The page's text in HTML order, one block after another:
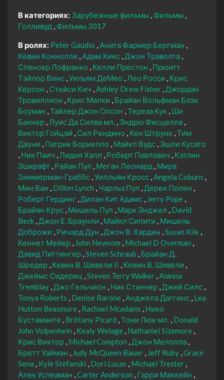
В категориях: Зарубежные фильмы
Фильмы
Голливуд
Фильмы 2017
В ролях: Peter Gaudio
Анита Фармер Бергман
Кевин Коннолли
Адам Хикс Джон Траволта
Спенсер Лофранко
Келли Престон
Прюитт
Тэйлор Винс Уильям ДеМео Лео Росси
Крис
Керсон
Стейси Кич Ashley Drew Fisher Джордан
Тровиллион
Крис Малки
Брайан Вольфман Блэк
Боуман Тайлер Джон Олсон Тереза Кук Ши
Бакнер Луис Да Силва мл. Эндрю Фисцелла
Виктор Гойцай
Сил Рендино Кен Штрунк Тим
Дауни
Патрик Бориелло Майкл Вудс Эшли Кусато
Ник Паич
Лидия Халл Роберт Павлович
Кэтлин
Эшкрафт Райан Пул Меган Леонард
Мира
Зиммерман-Граббс Уилльям Кросс Angela Coburn
Мин Ван
Dillon Lynch Чарльз Пул
Дерек Полен
Роберт Гердинг Дилан Кит Адамс
Jerry Pope
Брайан Крус Мишель Пул Марк Энджел
David
Beck Джон Е. Браунли Майкл Сипити
Мишель
Доброжи
Ричард Дун Джон В. Харден Susan Kile
Кеннет Мейер
John Newsom
Michael D Overman
Дэвид Питтингер Steven Schraub
Брайан Д.
Шредер Кевин В. Шивели II
Кевин В. Шивели
Джеймс Сидериц
Steven Terry Walker Alanna
Tremblay Джо Гельчион Ник Станнер Джей Силс
Tonya Roberts
Denise Barone Анджела Даггинс Lea
Hutton Beasmore Rachael Mcadams
Нико
Бустаманте
Brittany Picard Тони Люк мл. Donald
John Volpenhein
Kealy Welage Nathaniel Sizemore
Крис Виктор Michael Compton
Джон Мелолла
Бретт Уаймэн
Judy McQueen Bauer Jeff Ruby Grace
Sena
Kyle Stefanski Dori Lucas
Michael Trester
Алек Услеаман Carter Anderson
Гарри Маккейн